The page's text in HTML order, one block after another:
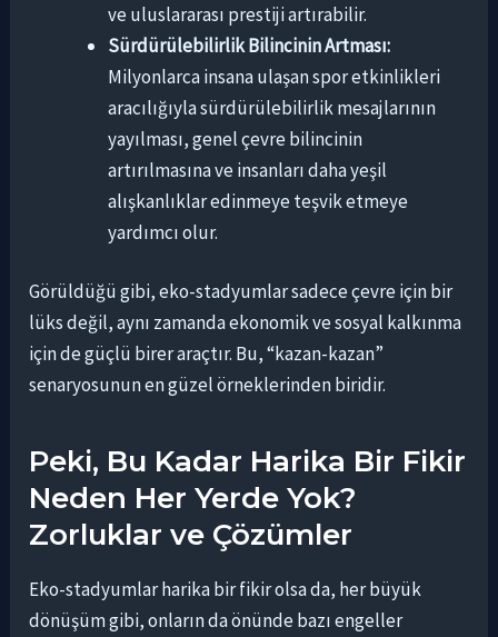
ve uluslararası prestiji artırabilir.
Sürdürülebilirlik Bilincinin Artması:
Milyonlarca insana ulaşan spor etkinlikleri
aracılığıyla sürdürülebilirlik mesajlarının
yayılması, genel çevre bilincinin
artırılmasına ve insanları daha yeşil
alışkanlıklar edinmeye teşvik etmeye
yardımcı olur.
Görüldüğü gibi, eko-stadyumlar sadece çevre için bir
lüks değil, aynı zamanda ekonomik ve sosyal kalkınma
için de güçlü birer araçtır. Bu, “kazan-kazan”
senaryosunun en güzel örneklerinden biridir.
Peki, Bu Kadar Harika Bir Fikir
Neden Her Yerde Yok?
Zorluklar ve Çözümler
Eko-stadyumlar harika bir fikir olsa da, her büyük
dönüşüm gibi, onların da önünde bazı engeller